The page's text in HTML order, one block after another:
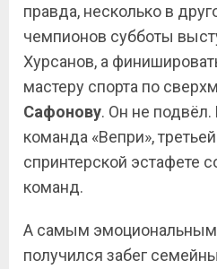
правда, несколько в
чемпионов субботы
Хурсанов, а
мастеру спорта по
Сафонову. Он не подвёл.
команда «Вепри»,
спринтерской эстафете
команд.
А самым
получился забег